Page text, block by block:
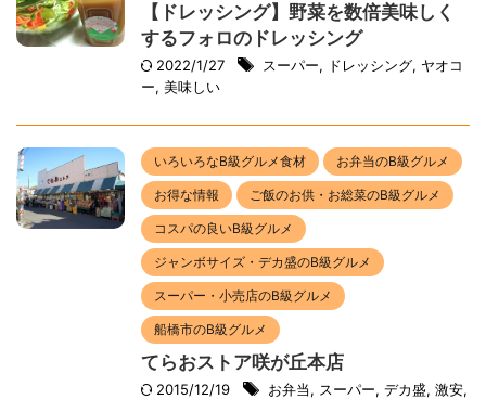
【ドレッシング】野菜を数倍美味しく
するフォロのドレッシング
2022/1/27 スーパー, ドレッシング, ヤオコ
ー, 美味しい
いろいろなB級グルメ食材 お弁当のB級グルメ
お得な情報 ご飯のお供・お総菜のB級グルメ
コスパの良いB級グルメ
ジャンボサイズ・デカ盛のB級グルメ
スーパー・小売店のB級グルメ
船橋市のB級グルメ
てらおストア咲が丘本店
2015/12/19 お弁当, スーパー, デカ盛, 激安,